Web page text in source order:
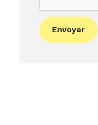
Envoyer